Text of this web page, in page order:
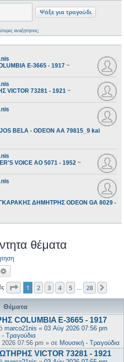
αναζητήσεις;
E-3665 - 1917 ~
VICTOR 73281 - 1921 ~
BELA - ODEON AA 79815_9 kai
VOICE AO 5071 - 1952 ~
ΔΗΜΗΤΡΗΣ ODEON GA 8029 -
θέματα
Σελίδα από28
1 2 3 4 5 28
Θέματα
COLUMBIA E-3665 - 1917
marco21nis « 03 Αύγ 2026 07:56 pm
- Τραγούδια
07:56 pm » σε Μουσική - Τραγούδια
VICTOR 73281 - 1921